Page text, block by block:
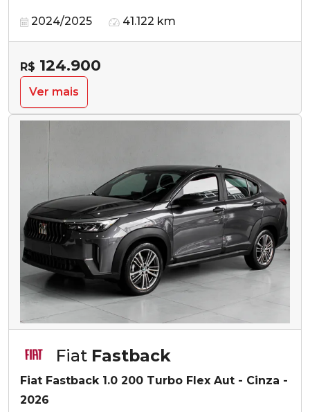
2024/2025 41.122 km
R$ 124.900
Ver mais
Fiat Fastback
Fiat Fastback 1.0 200 Turbo Flex Aut - Cinza -
2026